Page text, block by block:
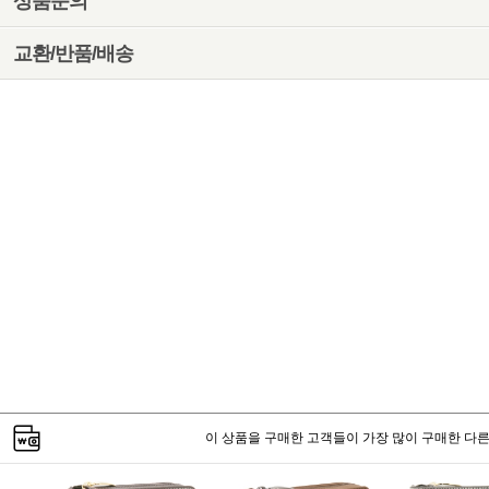
교환/반품/배송
이 상품을 구매한 고객들이 가장 많이 구매한 다